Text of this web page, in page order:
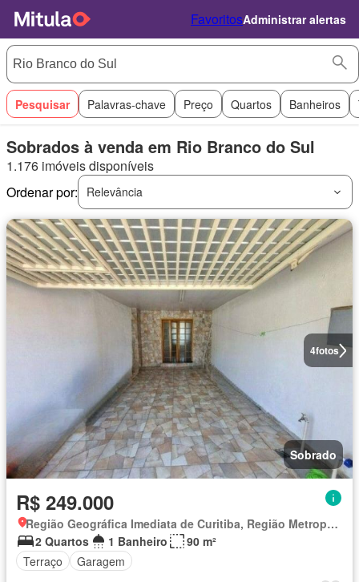
FavoritosAdministrar alertas
Pesquisar Palavras-chave Preço Quartos Banheiros
Sobrados à venda em Rio Branco do Sul
1.176 imóveis disponíveis
Ordenar por:
Relevância
4fotos
Sobrado
R$ 249.000
Região Geográfica Imediata de Curitiba, Região Metropolitana de Curitiba
2 Quartos
1 Banheiro
90 m²
Terraço
Garagem